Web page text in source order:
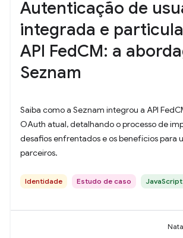
Autenticação de
integrada e
API FedCM: a
Seznam
Saiba como a Seznam integrou a API
OAuth atual, detalhando o processo de
desafios enfrentados e os benefícios para
parceiros.
Identidade Estudo de caso JavaScript